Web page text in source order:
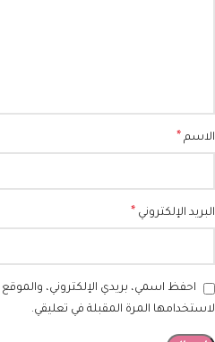
الاسم *
البريد الإلكتروني *
احفظ اسمي، بريدي الإلكتروني،
لاستخدامها المرة المقبلة في تعليقي.